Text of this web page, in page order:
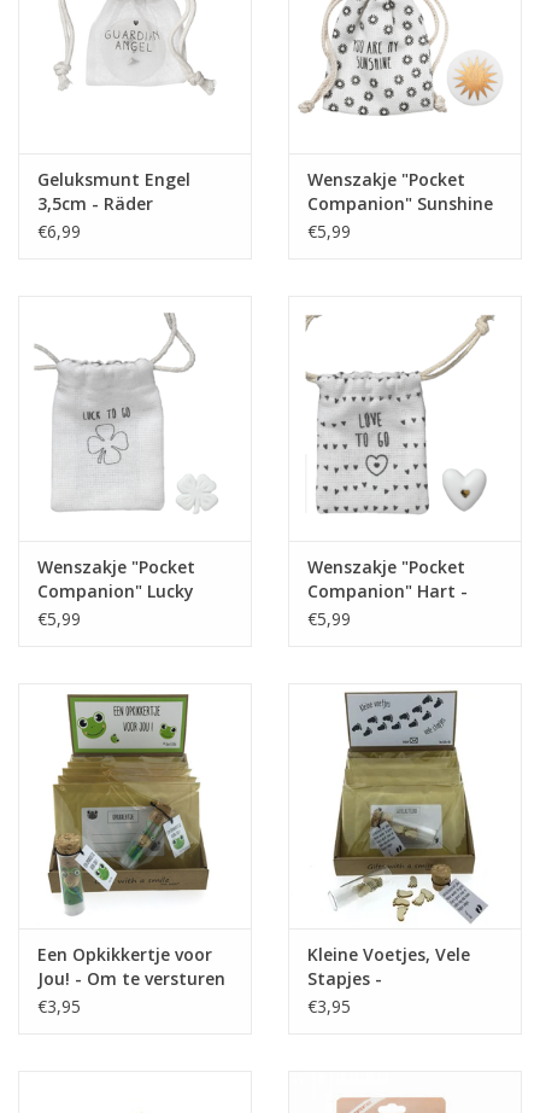
Geluksmunt Engel
3,5cm - Räder
€6,99
Wenszakje "Pocket
Companion" Sunshine
- Räder
€5,99
Wenszakje "Pocket
Companion" Lucky
Clover - Räder
€5,99
Wenszakje "Pocket
Companion" Hart -
Räder
€5,99
Een Opkikkertje voor
Jou! - Om te versturen
€3,95
Kleine Voetjes, Vele
Stapjes -
Geboortepost
€3,95